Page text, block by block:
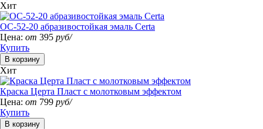
Хит
ОС-52-20 абразивостойкая эмаль Certa
Цена: от 395 руб/
Купить
Хит
Краска Церта Пласт с молотковым эффектом
Цена: от 799 руб/
Купить